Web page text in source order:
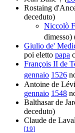
Rostaing
deceduto)
Niccolò
dimesso)
Giulio de'
poi eletto papa
François II de
gennaio 1526
Antoine de
gennaio 1548
Balthasar de
deceduto)
Claude de
[19]